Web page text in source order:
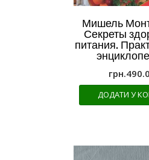
Мишель
Секреты
питания.
грн.
ДОДАТИ У